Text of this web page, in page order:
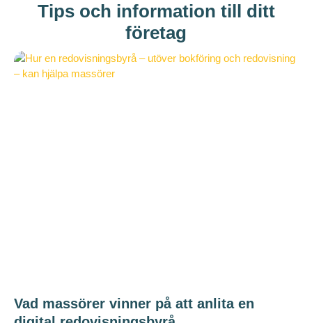
Tips och information till ditt
företag
Vad massörer vinner på att anlita en